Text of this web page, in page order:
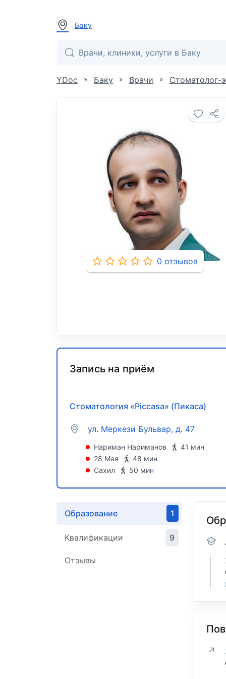
Баку
YDoc » Баку » Врачи » Стоматолог-
0 отзывов
Запись на приём
Стоматология «Piccasa» (Пикаса)
ул. Меркези Бульвар, д. 47
Нариман Нариманов
41 мин
28 Мая
48 мин
Сахил
50 мин
Образование 1
Квалификации 9
Отзывы